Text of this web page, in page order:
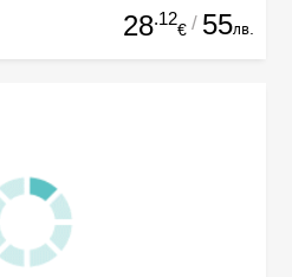
28.12
€ / 55лв.